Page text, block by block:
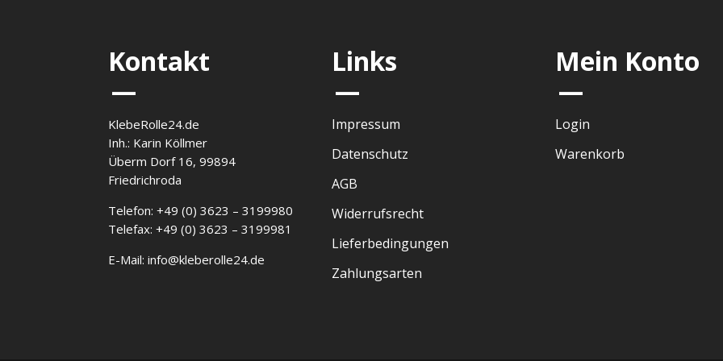
Kontakt
—
KlebeRolle24.de
Inh.: Karin Köllmer
Überm Dorf 16, 99894
Friedrichroda
Telefon: +49 (0) 3623 – 3199980
Telefax: +49 (0) 3623 – 3199981
E-Mail: info@kleberolle24.de
Links
—
Impressum
Datenschutz
AGB
Widerrufsrecht
Lieferbedingungen
Zahlungsarten
Mein Konto
—
Login
Warenkorb